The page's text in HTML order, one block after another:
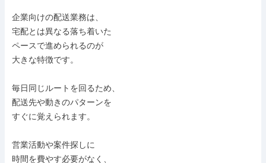
企業向けの配送業務は、
宅配とは異なる落ち着いた
ペースで進められるのが
大きな特徴です。
毎日同じルートを回るため、
配送先や動きのパターンを
すぐに覚えられます。
営業活動や案件探しに
時間を費やす必要がなく、